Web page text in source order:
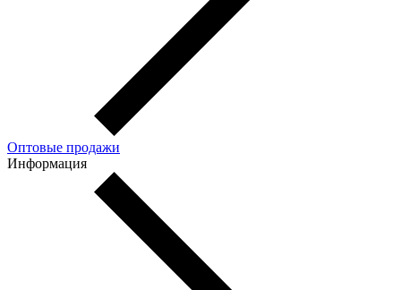
Оптовые продажи
Информация